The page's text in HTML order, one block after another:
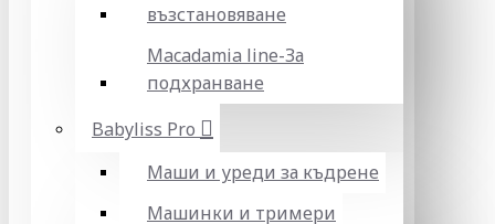
възстановяване
Macadamia line-За
подхранване
Babyliss Pro
Маши и уреди за къдрене
Машинки и тримери